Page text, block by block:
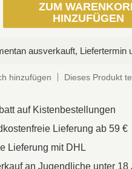
ZUM
HINZUFÜGEN
ausverkauft, Liefertermin
hinzufügen Dieses Produkt
auf Kistenbestellungen
Lieferung ab 59 €
Lieferung mit DHL
an Jugendliche unter 18